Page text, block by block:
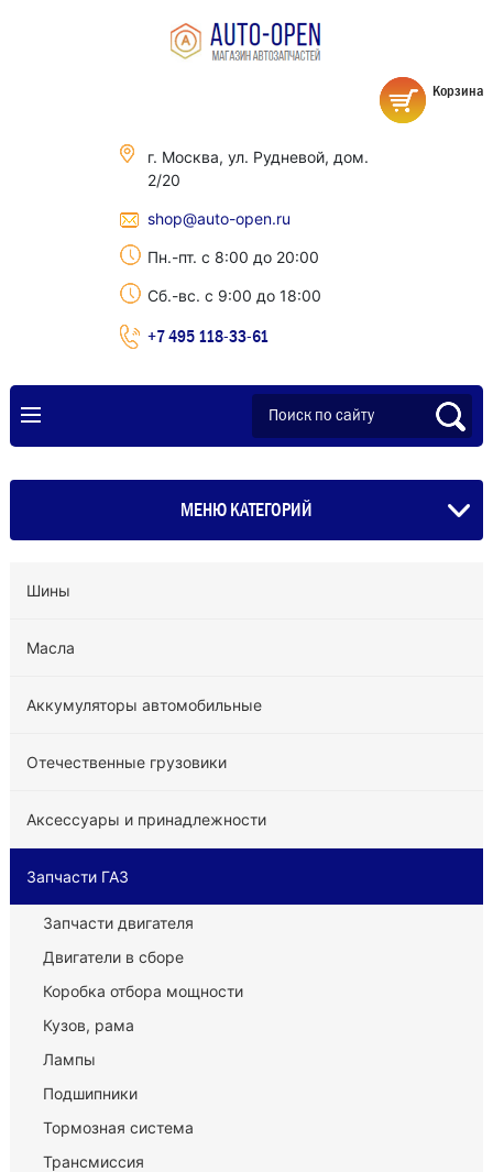
г. Москва, ул. Рудневой, дом.
2/20
shop@auto-open.ru
Пн.-пт. с 8:00 до 20:00
Сб.-вс. с 9:00 до 18:00
+7 495 118-33-61
Корзина
МЕНЮ КАТЕГОРИЙ
Шины
Масла
Аккумуляторы автомобильные
Отечественные грузовики
Аксессуары и принадлежности
Запчасти ГАЗ
Запчасти двигателя
Двигатели в сборе
Коробка отбора мощности
Кузов, рама
Лампы
Подшипники
Тормозная система
Трансмиссия